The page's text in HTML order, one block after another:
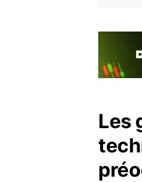
Les